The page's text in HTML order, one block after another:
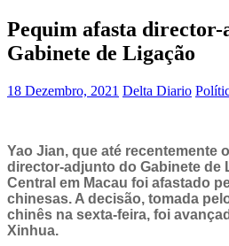
Pequim afasta director-
Gabinete de Ligação
18 Dezembro, 2021 Delta Diario
Yao Jian, que até recentemente
director-adjunto do Gabinete de
Central em Macau foi afastado
chinesas. A decisão, tomada
chinês na sexta-feira, foi
Xinhua.